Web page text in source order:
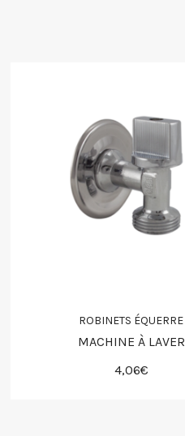
ROBINETS ÉQUERRE
MACHINE À LAVER
4,06€